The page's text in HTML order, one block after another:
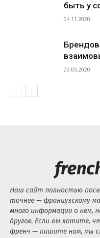
быть у
04.11.2020
23.05.2020
Наш сайт полностью
точнее — французскому
много информации о нем,
другое. Если вы хотите,
френч — пишите нам, мы